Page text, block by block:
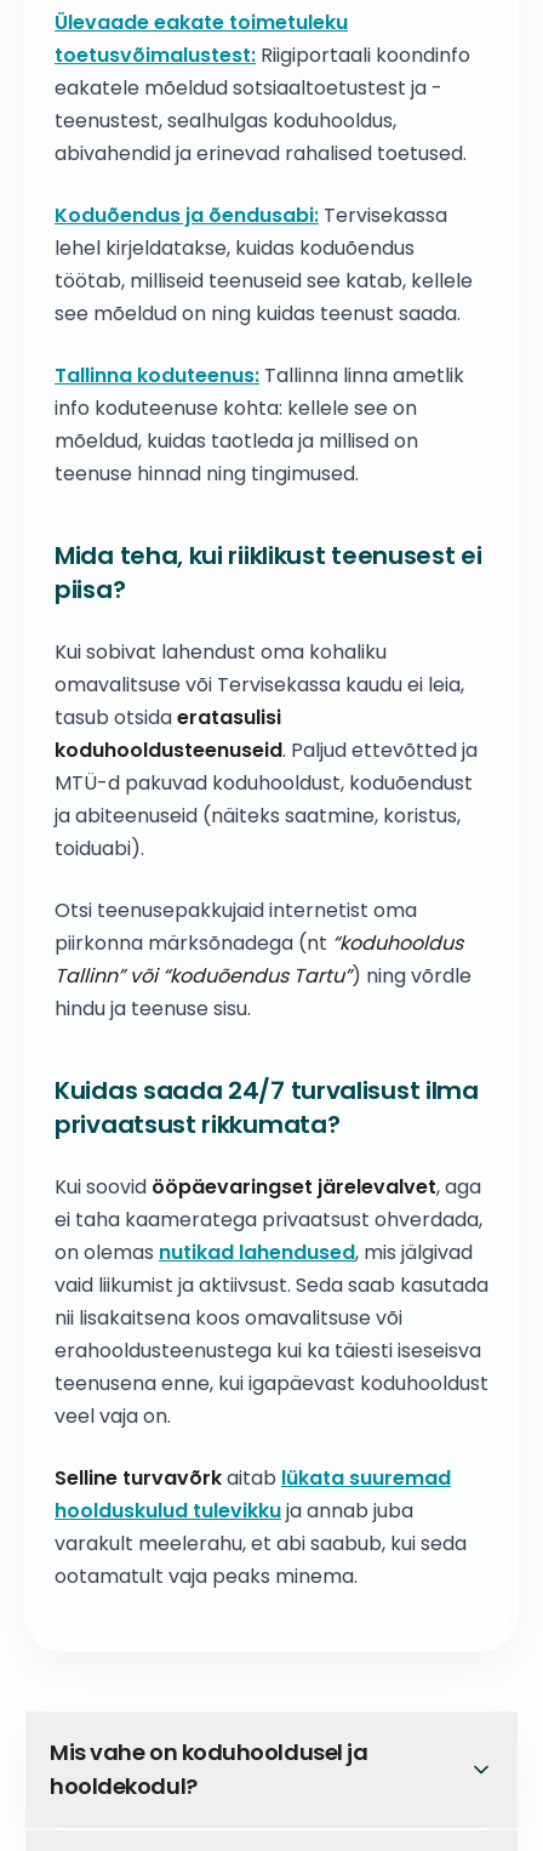
Ülevaade eakate toimetuleku
toetusvõimalustest: Riigiportaali koondinfo
eakatele mõeldud sotsiaaltoetustest ja -
teenustest, sealhulgas koduhooldus,
abivahendid ja erinevad rahalised toetused.
Koduõendus ja õendusabi: Tervisekassa
lehel kirjeldatakse, kuidas koduõendus
töötab, milliseid teenuseid see katab, kellele
see mõeldud on ning kuidas teenust saada.
Tallinna koduteenus: Tallinna linna ametlik
info koduteenuse kohta: kellele see on
mõeldud, kuidas taotleda ja millised on
teenuse hinnad ning tingimused.
Mida teha, kui riiklikust teenusest ei
piisa?
Kui sobivat lahendust oma kohaliku
omavalitsuse või Tervisekassa kaudu ei leia,
tasub otsidaeratasulisi
koduhooldusteenuseid. Paljud ettevõtted ja
MTÜ-d pakuvad koduhooldust, koduõendust
ja abiteenuseid (näiteks saatmine, koristus,
toiduabi).
Otsi teenusepakkujaid internetist oma
piirkonna märksõnadega (nt “koduhooldus
Tallinn” või “koduõendus Tartu”) ning võrdle
hindu ja teenuse sisu.
Kuidas saada 24/7 turvalisust ilma
privaatsust rikkumata?
Kui soovid ööpäevaringset järelevalvet, aga
ei taha kaameratega privaatsust ohverdada,
on olemas nutikad lahendused, mis jälgivad
vaid liikumist ja aktiivsust. Seda saab kasutada
nii lisakaitsena koos omavalitsuse või
erahooldusteenustega kui ka täiesti iseseisva
teenusena enne, kui igapäevast koduhooldust
veel vaja on.
Selline turvavõrkaitab lükata suuremad
hoolduskulud tulevikkuja annab juba
varakult meelerahu, et abi saabub, kui seda
ootamatult vaja peaks minema.
Mis vahe on koduhooldusel ja
hooldekodul?